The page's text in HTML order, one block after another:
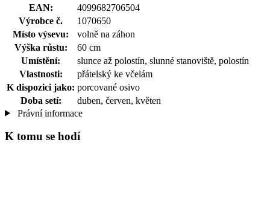
EAN:
4099682706504
Výrobce č.
1070650
Místo výsevu:
volně na záhon
Výška růstu:
60 cm
Umístění:
slunce až polostín, slunné stanoviště, polostín
Vlastnosti:
přátelský ke včelám
K dispozici jako: porcované osivo
Doba setí:
duben, červen, květen
Právní informace
K tomu se hodí